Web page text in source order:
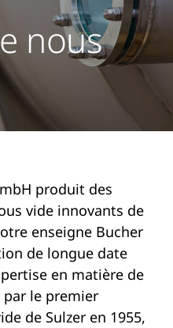
nous
produit des
vide innovants de
enseigne Bucher
de longue date
en matière de
par le premier
de Sulzer en 1955,